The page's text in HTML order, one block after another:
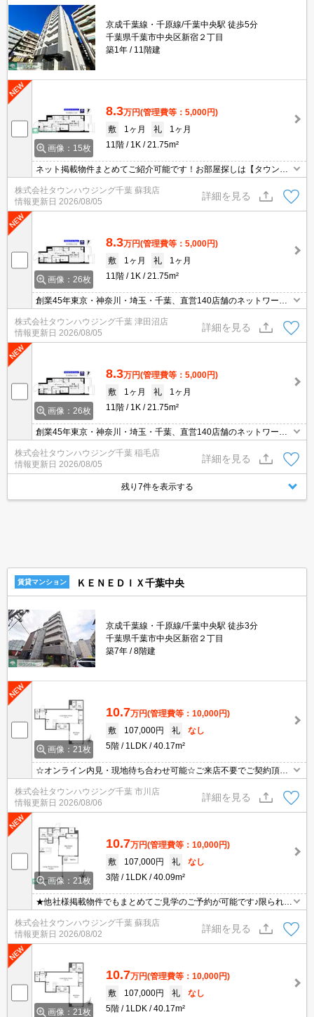
京成千葉線・千原線/千葉中央駅 徒歩5分
千葉県千葉市中央区新宿２丁目
築1年
11階建
画像：15枚
8.3万円(管理費等：5,000円)
敷
1ヶ月 礼
1ヶ月
11階
1K 21.75m²
ネット掲載物件まとめてご紹介可能です！お部屋探しは【タウンハ
ウジング】にお任せください！※オンライン内見・現地待ち合わせ
は事前にご相談ください。
株式会社タウンハウジング千葉 蘇我店
情報更新日 2026/08/05
詳細を見る
画像：26枚
8.3万円(管理費等：5,000円)
敷
1ヶ月 礼
1ヶ月
11階
1K 21.75m²
創業45年東京・神奈川・埼玉・千葉、直営140店舗のネットワーク
でお部屋探しをサポートするタウンハウジング。お部屋探しは【タ
ウンハウジング】にお任せ下さい！
株式会社タウンハウジング千葉 津田沼店
情報更新日 2026/08/05
詳細を見る
画像：26枚
8.3万円(管理費等：5,000円)
敷
1ヶ月 礼
1ヶ月
11階
1K 21.75m²
創業45年東京・神奈川・埼玉・千葉、直営140店舗のネットワーク
でお部屋探しをサポートするタウンハウジング。お部屋探しは【タ
ウンハウジング】にお任せ下さい！
株式会社タウンハウジング千葉 稲毛店
情報更新日 2026/08/05
詳細を見る
残り7件を表示する
賃貸マンション ＫＥＮＥＤＩＸ千葉中央
京成千葉線・千原線/千葉中央駅 徒歩3分
千葉県千葉市中央区新宿２丁目
築7年
8階建
画像：21枚
10.7万円(管理費等：10,000円)
敷
107,000円 礼
なし
5階
1LDK 40.17m²
☆オンライン内見・現地待ち合わせ可能☆ご来店不要でご契約頂く
事も可能です！お部屋探しは【タウンハウジング千葉店】にお任せ
ください！
株式会社タウンハウジング千葉 市川店
情報更新日 2026/08/06
詳細を見る
画像：21枚
10.7万円(管理費等：10,000円)
敷
107,000円 礼
なし
3階
1LDK 40.09m²
★他社様掲載物件でもまとめてご見学のご予約が可能です♪限られた
お時間の中で効率よくお部屋探しができるようにお手伝いさせてい
ただきます！お気軽にお問合せ下さい♪
株式会社タウンハウジング千葉 蘇我店
情報更新日 2026/08/02
詳細を見る
画像：21枚
10.7万円(管理費等：10,000円)
敷
107,000円 礼
なし
5階
1LDK 40.17m²